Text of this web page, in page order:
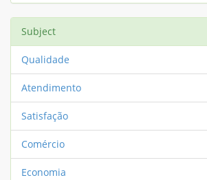
Subject
Qualidade
Atendimento
Satisfação
Comércio
Economia